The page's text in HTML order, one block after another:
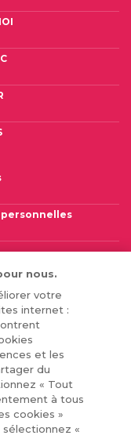
- Août 2025
nous.
votre
internet :
et les
du
« Tout
à tous
cookies »
«